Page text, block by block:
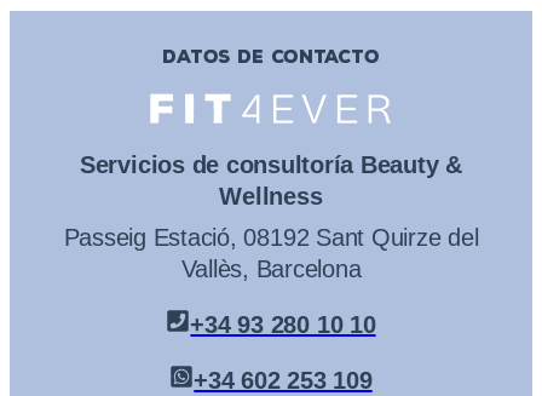
DATOS DE CONTACTO
Servicios de consultoría Beauty &
Wellness
Passeig Estació, 08192 Sant Quirze del
Vallès, Barcelona
+34 93 280 10 10
+34 602 253 109